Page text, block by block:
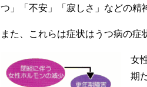
つ」「不安」「寂しさ」などの精
また、これらは症状はうつ病の症
女
期